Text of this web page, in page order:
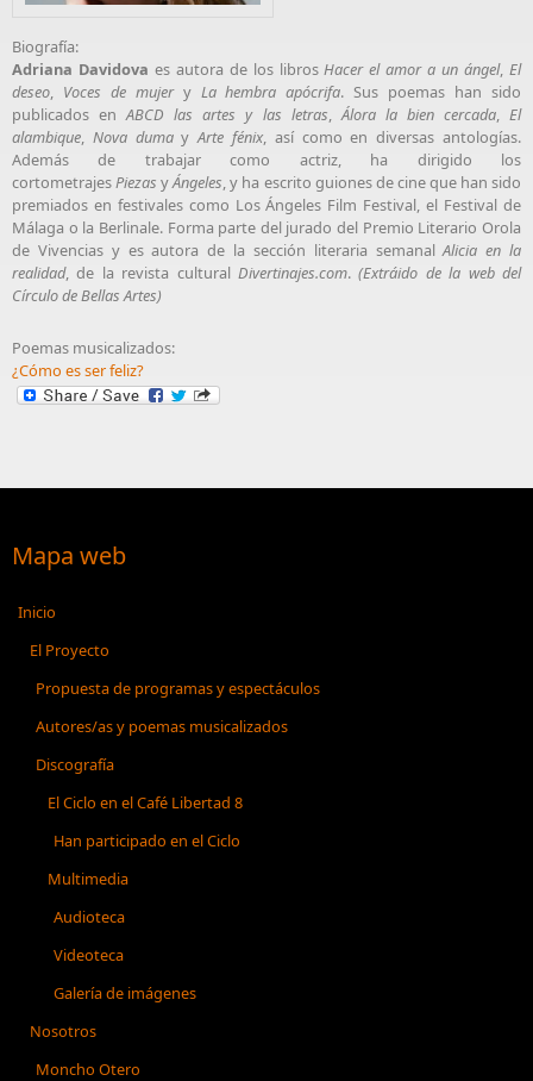
Biografía:
Adriana Davidova es autora de los librosHacer el amor a un ángel,El
deseo, Voces de mujery La hembra apócrifa. Sus poemas han sido
publicados enABCD las artes y las letras,Álora la bien cercada,El
alambique, Nova dumayArte fénix, así como en diversas antologías.
Además de trabajar como actriz, ha dirigido los
cortometrajesPiezasyÁngeles, y ha escrito guiones de cine que han sido
premiados en festivales como Los Ángeles Film Festival, el Festival de
Málaga o la Berlinale. Forma parte del jurado del Premio Literario Orola
de Vivencias y es autora de la sección literaria semanalAlicia en la
realidad, de la revista cultural Divertinajes.com.(Extráido de la web del
Círculo de Bellas Artes)
Poemas musicalizados:
¿Cómo es ser feliz?
Mapa web
Inicio
El Proyecto
Propuesta de programas y espectáculos
Autores/as y poemas musicalizados
Discografía
El Ciclo en el Café Libertad 8
Han participado en el Ciclo
Multimedia
Audioteca
Videoteca
Galería de imágenes
Nosotros
Moncho Otero